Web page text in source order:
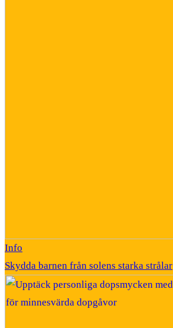
Info
Skydda barnen från solens starka strålar